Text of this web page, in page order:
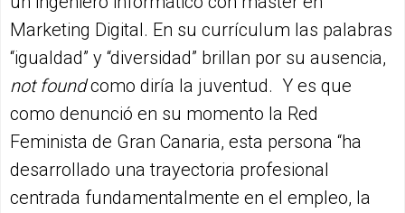
Marketing Digital. En su currículum las palabras
“igualdad” y “diversidad” brillan por su ausencia,
not foundcomo diría la juventud. Y es que
como denunció en su momento la Red
Feminista de Gran Canaria, esta persona “ha
desarrollado una trayectoria profesional
centrada fundamentalmente en el empleo, la